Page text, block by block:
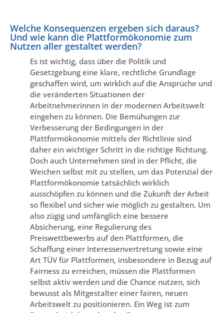
Welche Konsequenzen ergeben sich daraus?
Und wie kann die Plattformökonomie zum
Nutzen aller gestaltet werden?
Es ist wichtig, dass über die Politik und
Gesetzgebung eine klare, rechtliche Grundlage
geschaffen wird, um wirklich auf die Ansprüche und
die veränderten Situationen der
Arbeitnehmerinnen in der modernen Arbeitswelt
eingehen zu können. Die Bemühungen zur
Verbesserung der Bedingungen in der
Plattformökonomie mittels der Richtlinie sind
daher ein wichtiger Schritt in die richtige Richtung.
Doch auch Unternehmen sind in der Pflicht, die
Weichen selbst mit zu stellen, um das Potenzial der
Plattformökonomie tatsächlich wirklich
ausschöpfen zu können und die Zukunft der Arbeit
so flexibel und sicher wie möglich zu gestalten. Um
also zügig und umfänglich eine bessere
Absicherung, eine Regulierung des
Preiswettbewerbs auf den Plattformen, die
Schaffung einer Interessenvertretung sowie eine
Art TÜV für Plattformen, insbesondere in Bezug auf
Fairness zu erreichen, müssen die Plattformen
selbst aktiv werden und die Chance nutzen, sich
bewusst als Mitgestalter einer fairen, neuen
Arbeitswelt zu positionieren. Ein Weg ist zum